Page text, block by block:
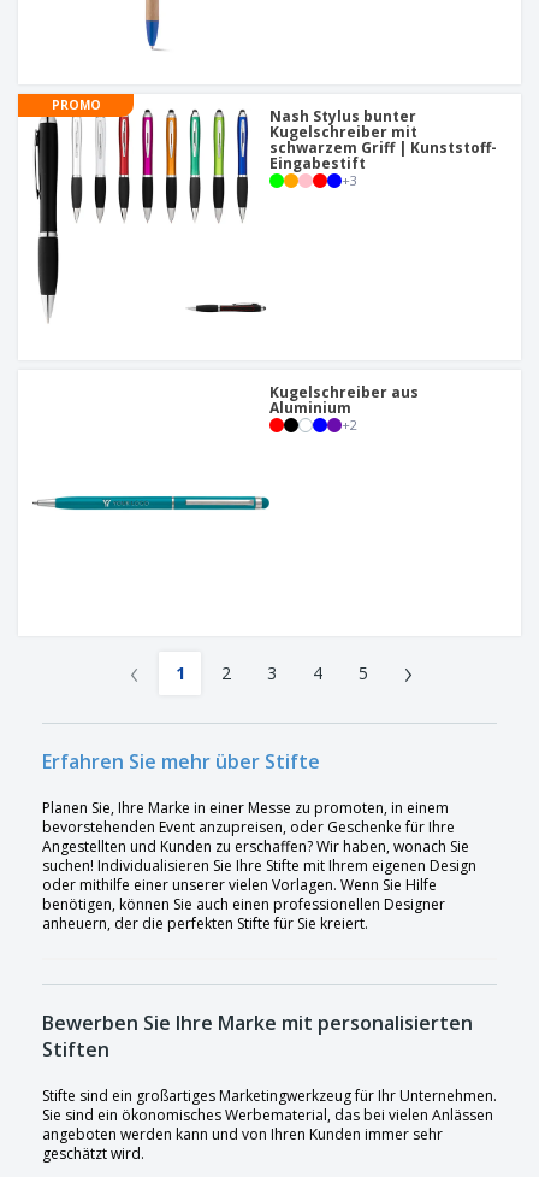
PROMO
Nash Stylus bunter
Kugelschreiber mit
schwarzem Griff | Kunststoff-
Eingabestift
+3
Kugelschreiber aus
Aluminium
+2
‹ 1 2 3 4 5 ›
Erfahren Sie mehr über Stifte
Planen Sie, Ihre Marke in einer Messe zu promoten, in einem
bevorstehenden Event anzupreisen, oder Geschenke für Ihre
Angestellten und Kunden zu erschaffen? Wir haben, wonach Sie
suchen! Individualisieren Sie Ihre Stifte mit Ihrem eigenen Design
oder mithilfe einer unserer vielen Vorlagen. Wenn Sie Hilfe
benötigen, können Sie auch einen professionellen Designer
anheuern, der die perfekten Stifte für Sie kreiert.
Bewerben Sie Ihre Marke mit personalisierten
Stiften
Stifte sind ein großartiges Marketingwerkzeug für Ihr Unternehmen.
Sie sind ein ökonomisches Werbematerial, das bei vielen Anlässen
angeboten werden kann und von Ihren Kunden immer sehr
geschätzt wird.